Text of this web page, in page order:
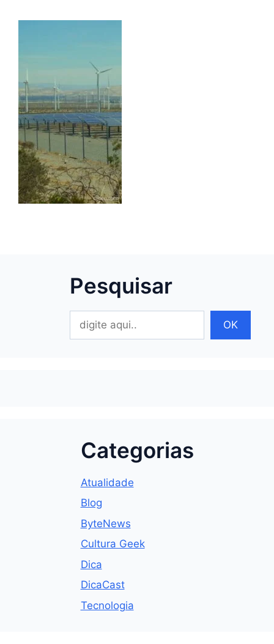
Pesquisar
OK
Categorias
Atualidade
Blog
ByteNews
Cultura Geek
Dica
DicaCast
Tecnologia